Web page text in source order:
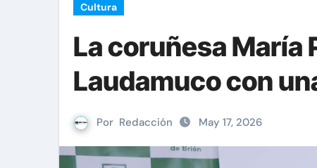
Cultura
La coruñesa María
Laudamuco con
Por Redacción May 17, 2026